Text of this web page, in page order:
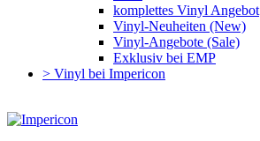
komplettes Vinyl Angebot
Vinyl-Neuheiten (New)
Vinyl-Angebote (Sale)
Exklusiv bei EMP
> Vinyl bei Impericon